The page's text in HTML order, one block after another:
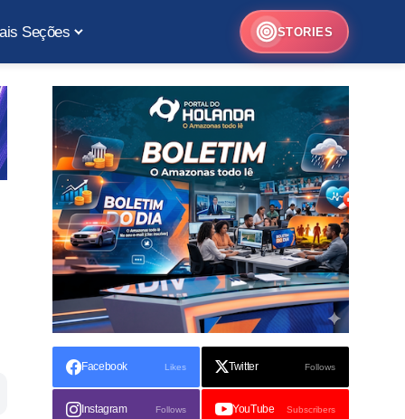
Seções STORIES
Facebook Likes Twitter Follows
Instagram Follows YouTube Subscribers